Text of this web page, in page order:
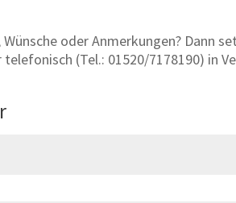
Wünsche oder Anmerkungen? Dann
telefonisch (Tel.: 01520/7178190) in